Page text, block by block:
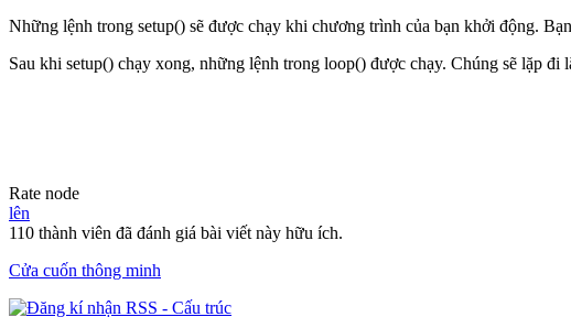
Những lệnh trong setup() sẽ được chạy khi chương trình của bạn khởi động.
Sau khi setup() chạy xong, những lệnh trong loop() được chạy. Chúng sẽ lặp
Rate node
lên
110 thành viên đã đánh giá bài viết này hữu ích.
Cửa cuốn thông minh